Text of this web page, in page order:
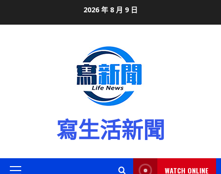
2026 年 8 月 9 日
寫生活新聞
WATCH ONLINE